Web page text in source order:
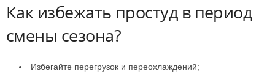
Как избежать простуд в период
смены сезона?
Избегайте перегрузок и переохлаждений;